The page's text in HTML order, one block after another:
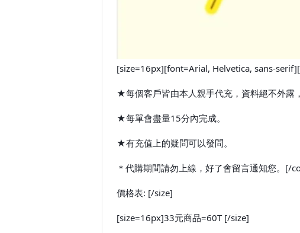
[size=16px][font=Arial, Helvetica, sans-
★每個客戶皆由本人親手代充，資料絕不外露
★每單會盡量15分內完成。
★有充值上的疑問可以發問。
＊代購期間請勿上線，好了會留言通知您。[/
價格表: [/size]
[size=16px]33元商品=60T [/size]